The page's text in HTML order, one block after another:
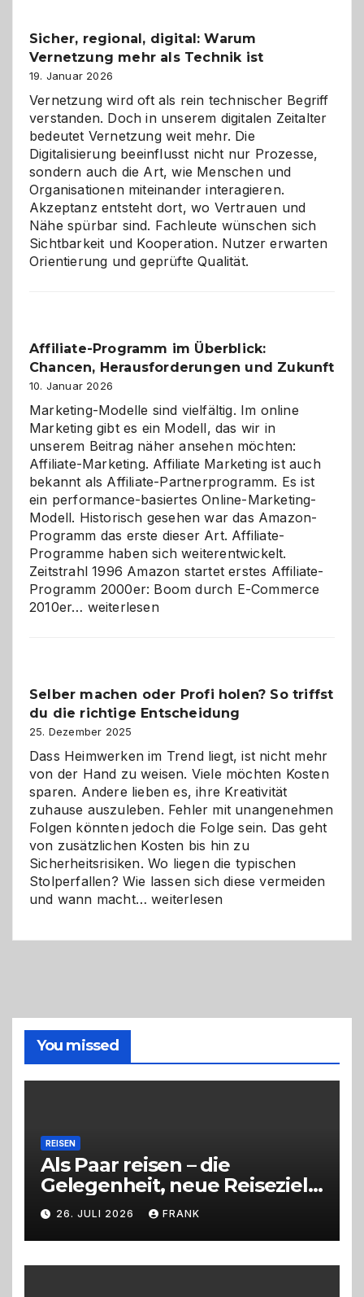
ein
dreifaches
Alaaf!
Sicher, regional, digital: Warum
Vernetzung mehr als Technik ist
19. Januar 2026
Vernetzung wird oft als rein technischer Begriff
verstanden. Doch in unserem digitalen Zeitalter
bedeutet Vernetzung weit mehr. Die
Digitalisierung beeinflusst nicht nur Prozesse,
sondern auch die Art, wie Menschen und
Organisationen miteinander interagieren.
Akzeptanz entsteht dort, wo Vertrauen und
Nähe spürbar sind. Fachleute wünschen sich
Sichtbarkeit und Kooperation. Nutzer erwarten
Orientierung und geprüfte Qualität.
Affiliate-Programm im Überblick:
Chancen, Herausforderungen und Zukunft
10. Januar 2026
Marketing-Modelle sind vielfältig. Im online
Marketing gibt es ein Modell, das wir in
unserem Beitrag näher ansehen möchten:
Affiliate-Marketing. Affiliate Marketing ist auch
bekannt als Affiliate-Partnerprogramm. Es ist
ein performance-basiertes Online-Marketing-
Modell. Historisch gesehen war das Amazon-
Programm das erste dieser Art. Affiliate-
Programme haben sich weiterentwickelt.
Zeitstrahl 1996 Amazon startet erstes Affiliate-
Programm 2000er: Boom durch E-Commerce
2010er… Affiliate-
Herausforderungen
und
Zukunft
weiterlesen
Selber machen oder Profi holen? So triffst
du die richtige Entscheidung
25. Dezember 2025
Dass Heimwerken im Trend liegt, ist nicht mehr
von der Hand zu weisen. Viele möchten Kosten
sparen. Andere lieben es, ihre Kreativität
zuhause auszuleben. Fehler mit unangenehmen
Folgen könnten jedoch die Folge sein. Das geht
von zusätzlichen Kosten bis hin zu
Sicherheitsrisiken. Wo liegen die typischen
Stolperfallen? Wie lassen sich diese vermeiden
und wann macht…Selber
richtige
Entscheidung
weiterlesen
You missed
REISEN
Als Paar reisen – die
Gelegenheit, neue Reiseziele
zu entdecken
26. JULI 2026 FRANK